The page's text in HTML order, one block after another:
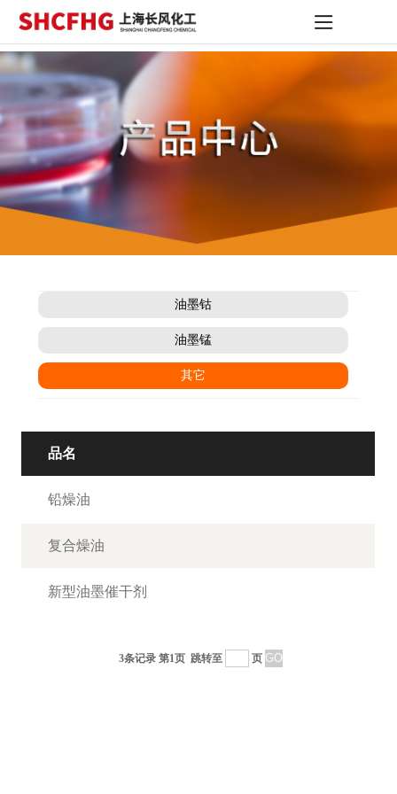
油墨钴
油墨锰
其它
品名
铅燥油
复合燥油
新型油墨催干剂
3条记录 第1页 跳转至 页